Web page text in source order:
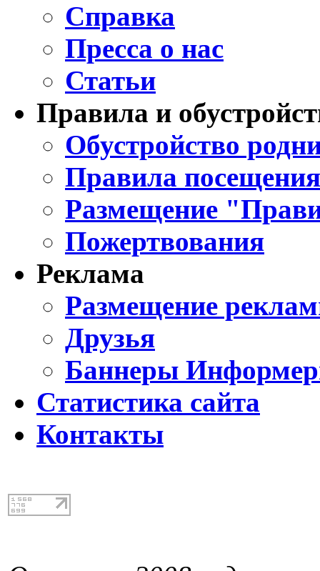
Справка
Пресса о нас
Статьи
Правила и
Обустройство
Правила
Размещение
Пожертвования
Реклама
Размещение
Друзья
Баннеры
Статистика сайта
Контакты